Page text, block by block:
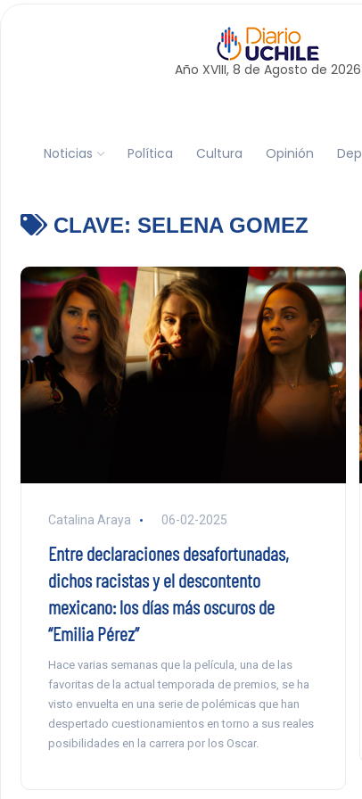
Año XVIII, 8 de Agosto de 2026
Noticias Política Cultura Opinión
CLAVE: SELENA GOMEZ
Catalina Araya 06-02-2025
Entre declaraciones desafortunadas,
dichos racistas y el descontento
mexicano: los días más oscuros de
“Emilia Pérez”
Hace varias semanas que la película, una de las
favoritas de la actual temporada de premios, se ha
visto envuelta en una serie de polémicas que han
despertado cuestionamientos en torno a sus reales
posibilidades en la carrera por los Oscar.